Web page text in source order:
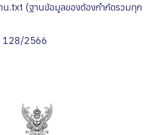
น.txt (ฐานข้อมูลของต้องกำกัดรวมทุก
128/2566